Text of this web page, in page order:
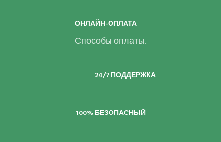
ОНЛАЙН-ОПЛАТА
Способы оплаты.
24/7 ПОДДЕРЖКА
100% БЕЗОПАСНЫЙ